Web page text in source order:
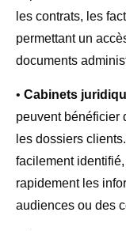
les contrats, les
permettant un
documents
• Cabinets
peuvent bénéficier
les dossiers
facilement
rapidement les
audiences ou des